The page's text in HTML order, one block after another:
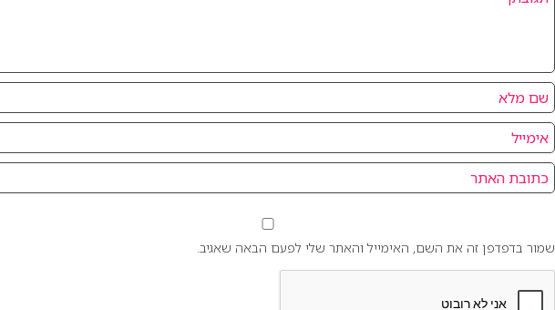
שמור בדפדפן זה את השם, האימייל והאתר שלי לפעם הבאה שאגיב.